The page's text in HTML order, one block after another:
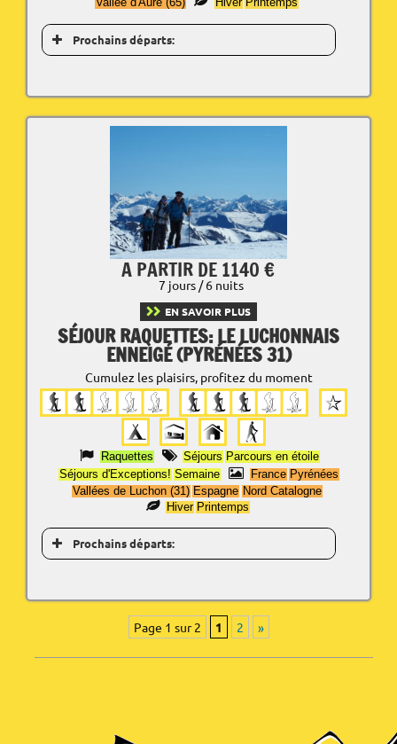
Prochains départs:
A PARTIR DE 1140 €
7 jours / 6 nuits
EN SAVOIR PLUS
SÉJOUR RAQUETTES: LE LUCHONNAIS
ENNEIGÉ (PYRÉNÉES 31)
Cumulez les plaisirs, profitez du moment
Raquettes Séjours Parcours en étoile
Séjours d'Exceptions! Semaine France Pyrénées
Vallées de Luchon (31) Espagne Nord Catalogne
Hiver Printemps
Prochains départs:
Page 1 sur 2 1 2 »